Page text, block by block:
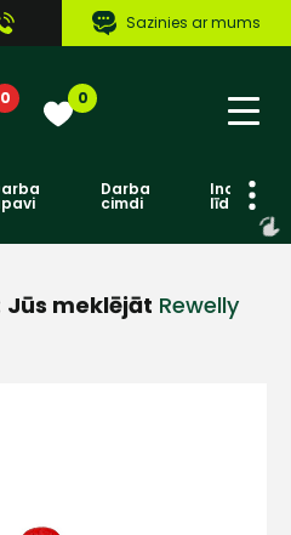
Sazinies ar mums
0 0
Darba
cimdi līdzekļi
Jūs meklējāt Rewelly